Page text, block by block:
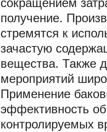
сокращением
получение.
стремятся к
зачастую
вещества. Также
мероприятий
Применение
эффективность
контролируемых